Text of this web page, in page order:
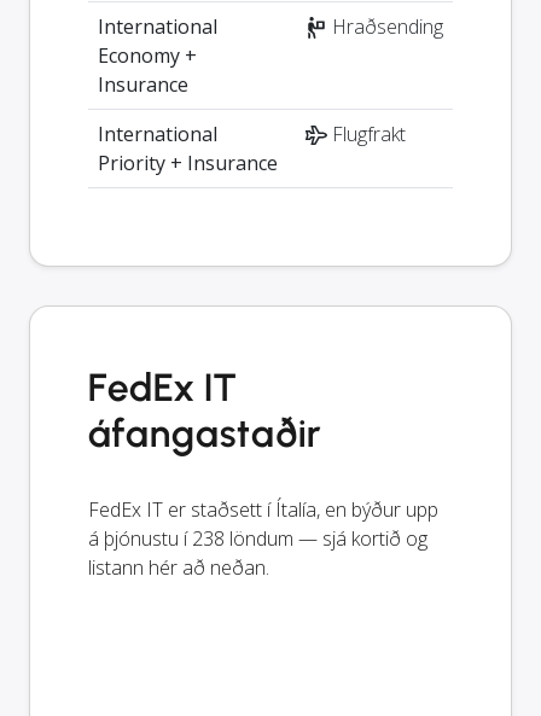
International
Economy +
Insurance
Hraðsending
International
Priority + Insurance
Flugfrakt
FedEx IT
áfangastaðir
FedEx IT er staðsett í Ítalía, en býður upp
á þjónustu í 238 löndum — sjá kortið og
listann hér að neðan.